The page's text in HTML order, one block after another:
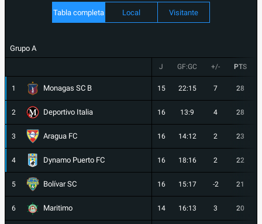
Tabla completa Local Visitante
Grupo A
J GF:GC +/- PTS
1 Monagas SC B 15 22:15 7 28
2 Deportivo Italia 16 13:9 4 28
3 Aragua FC 16 14:12 2 23
4 Dynamo Puerto FC 16 18:16 2 22
5 Bolívar SC 16 15:17 -2 21
6 Maritimo 14 16:13 3 20